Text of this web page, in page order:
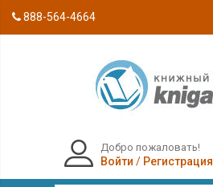
888-564-4664
Добро пожаловать!
Войти / Регистрация